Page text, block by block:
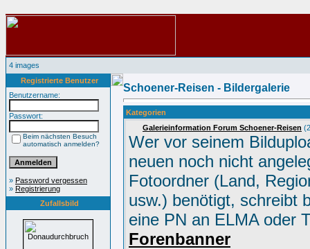
4 images
Registrierte Benutzer
Benutzername:
Passwort:
Beim nächsten Besuch
automatisch anmelden?
» Password vergessen
» Registrierung
Zufallsbild
Schoener-Reisen - Bildergalerie
Kategorien
Galerieinformation Forum Schoener-Reisen
Wer vor seinem
neuen noch nicht
Fotoordner (Land,
usw.) benötigt, schreibt
eine PN an ELMA oder
Forenbanner